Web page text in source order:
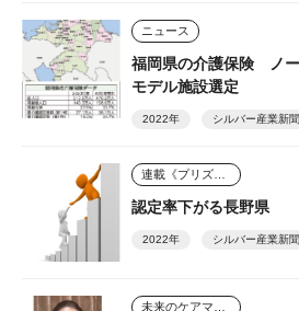
ニュース
福岡県の介護保険 ノ
モデル施設選定
2022年 シルバー産業新聞
認定率下がる長野県
2022年 シルバー産業新聞